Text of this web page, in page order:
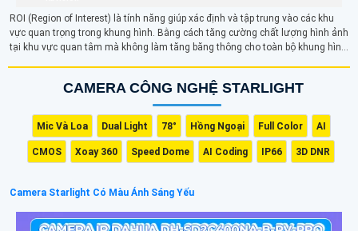
ROI (Region of Interest) là tính năng giúp xác định và tập trung vào các khu
vực quan trọng trong khung hình. Bằng cách tăng cường chất lượng hình ảnh
tại khu vực quan tâm mà không làm tăng băng thông cho toàn bộ khung hình.
phân giải cho các phần không quan trọng.
CAMERA CÔNG NGHỆ STARLIGHT
Mic Và Loa Dual Light 78° Hồng Ngoại Full Color AI
CMOS Xoay 360 Speed Dome AI Coding IP66 3D DNR
Camera Starlight Có Màu Ánh Sáng Yếu